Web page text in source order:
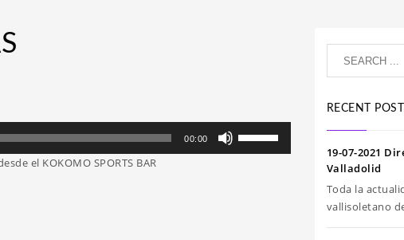
00:00
el KOKOMO SPORTS BAR
RECENT
19-07-2021
Valladolid
Toda la
vallisoletano